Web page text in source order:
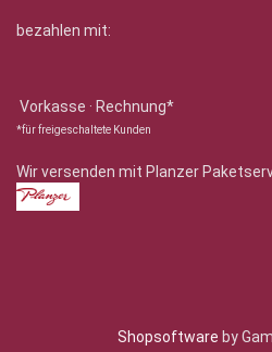
bezahlen mit:
Vorkasse · Rechnung*
*für freigeschaltete Kunden
Wir versenden mit Planzer
Shopsoftware by